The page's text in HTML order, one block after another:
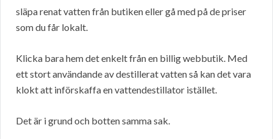
släpa renat vatten från butiken eller gå med på de priser
som du får lokalt.
Klicka bara hem det enkelt från en billig webbutik. Med
ett stort användande av destillerat vatten så kan det vara
klokt att införskaffa en vattendestillator istället.
Det är i grund och botten samma sak.